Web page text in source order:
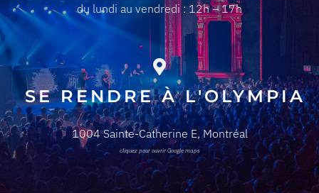
du lundi au vendredi : 12h – 17h
SE RENDRE À L'OLYMPIA
1004 Sainte-Catherine E, Montréal
cliquez pour ouvrir Google maps